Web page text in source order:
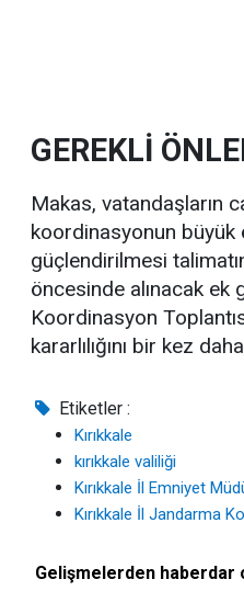
GEREKLİ
Makas, vatandaşların
koordinasyonun büyük
güçlendirilmesi
öncesinde alınacak ek
Koordinasyon
kararlılığını bir kez
Etiketler :
Kırıkkale
kırıkkale valiliği
Kırıkkale İl Emniyet
Kırıkkale İl Jandarma
Gelişmelerden haberdar